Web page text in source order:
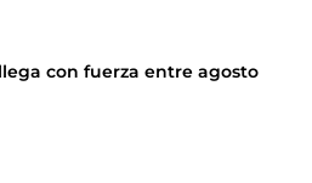
con fuerza entre agosto